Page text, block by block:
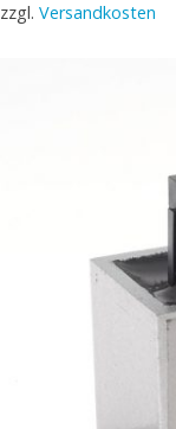
zzgl. Versandkosten